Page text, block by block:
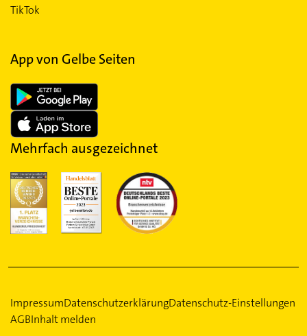
TikTok
App von Gelbe Seiten
Mehrfach ausgezeichnet
ImpressumDatenschutzerklärungDatenschutz-Einstellungen
AGBInhalt melden